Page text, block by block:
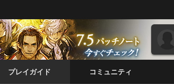
プレイガイド コミュニティ